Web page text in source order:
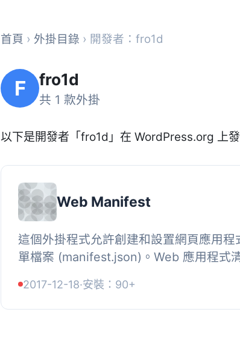
首頁 › 外掛目錄 › 開發者：fro1d
F fro1d
共 1 款外掛
以下是開發者「fro1d」在 WordPress.org 上發
Web Manifest
這個外掛程式允許創建和設置網頁應用程
單檔案 (manifest.json)。Web 應用程式
術之一。它在一個 JSON 文本檔...
2017-12-18·安裝：90+